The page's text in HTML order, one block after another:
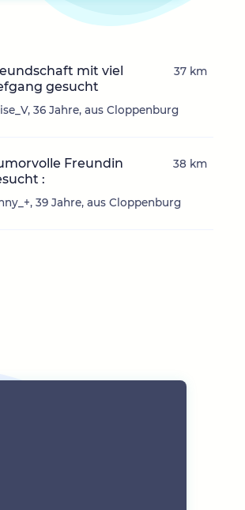
mit viel
gesucht
36 Jahre, aus Cloppenburg
37 km
Freundin
:
39 Jahre, aus Cloppenburg
38 km